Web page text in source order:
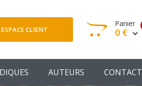
ESPACE CLIENT
Panier
0 €
panier est vide
AUTEURS CONTACT